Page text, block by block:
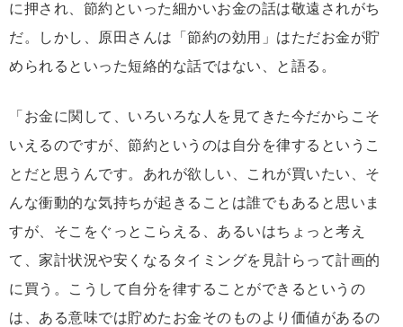
に押され、節約といった細かいお金の話は敬遠されがち
だ。しかし、原田さんは「節約の効用」はただお金が貯
められるといった短絡的な話ではない、と語る。
「お金に関して、いろいろな人を見てきた今だからこそ
いえるのですが、節約というのは自分を律するというこ
とだと思うんです。あれが欲しい、これが買いたい、そ
んな衝動的な気持ちが起きることは誰でもあると思いま
すが、そこをぐっとこらえる、あるいはちょっと考え
て、家計状況や安くなるタイミングを見計らって計画的
に買う。こうして自分を律することができるというの
は、ある意味では貯めたお金そのものより価値があるの